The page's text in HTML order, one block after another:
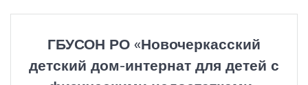
ГБУСОН РО «Новочеркасский
детский дом-интернат для детей с